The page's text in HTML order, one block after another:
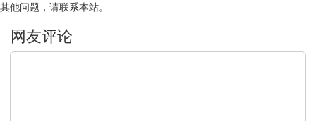
其他问题，请联系本站。